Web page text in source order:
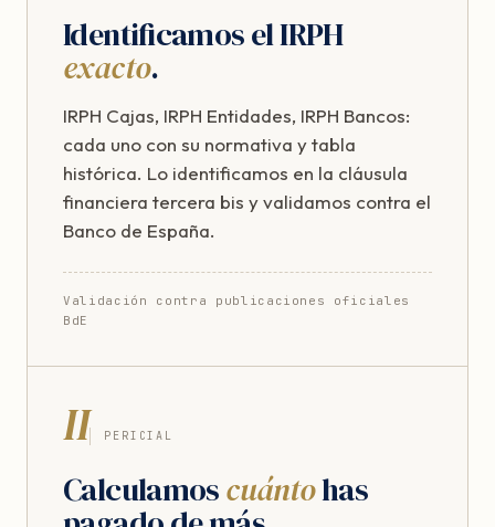
Identificamos el IRPH
exacto.
IRPH Cajas, IRPH Entidades, IRPH Bancos:
cada uno con su normativa y tabla
histórica. Lo identificamos en la cláusula
financiera tercera bis y validamos contra el
Banco de España.
Validación contra publicaciones oficiales
BdE
II PERICIAL
Calculamoscuántohas